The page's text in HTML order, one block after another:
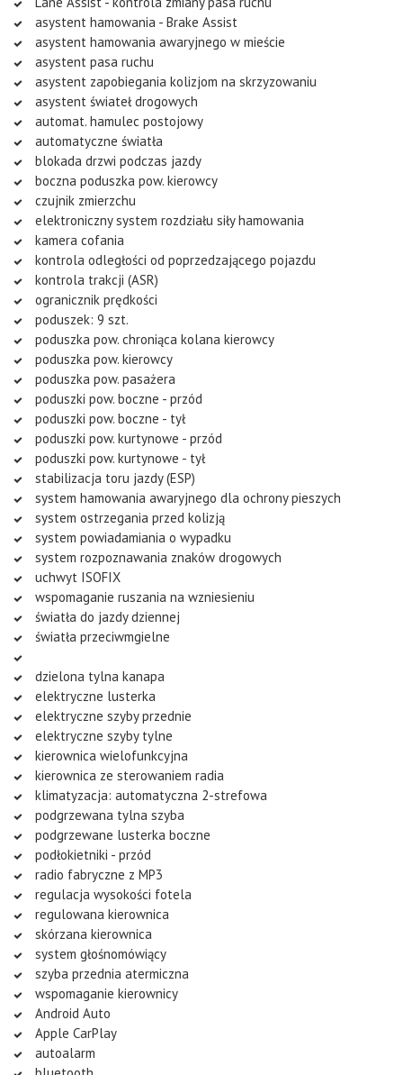
asystent hamowania - Brake Assist
asystent hamowania awaryjnego w mieście
asystent pasa ruchu
asystent zapobiegania kolizjom na skrzyzowaniu
asystent świateł drogowych
automat. hamulec postojowy
automatyczne światła
blokada drzwi podczas jazdy
boczna poduszka pow. kierowcy
czujnik zmierzchu
elektroniczny system rozdziału siły hamowania
kamera cofania
kontrola odległości od poprzedzającego pojazdu
kontrola trakcji (ASR)
ogranicznik prędkości
poduszek: 9 szt.
poduszka pow. chroniąca kolana kierowcy
poduszka pow. kierowcy
poduszka pow. pasażera
poduszki pow. boczne - przód
poduszki pow. boczne - tył
poduszki pow. kurtynowe - przód
poduszki pow. kurtynowe - tył
stabilizacja toru jazdy (ESP)
system hamowania awaryjnego dla ochrony pieszych
system ostrzegania przed kolizją
system powiadamiania o wypadku
system rozpoznawania znaków drogowych
uchwyt ISOFIX
wspomaganie ruszania na wzniesieniu
światła do jazdy dziennej
światła przeciwmgielne
dzielona tylna kanapa
elektryczne lusterka
elektryczne szyby przednie
elektryczne szyby tylne
kierownica wielofunkcyjna
kierownica ze sterowaniem radia
klimatyzacja: automatyczna 2-strefowa
podgrzewana tylna szyba
podgrzewane lusterka boczne
podłokietniki - przód
radio fabryczne z MP3
regulacja wysokości fotela
regulowana kierownica
skórzana kierownica
system głośnomówiący
szyba przednia atermiczna
wspomaganie kierownicy
Android Auto
Apple CarPlay
autoalarm